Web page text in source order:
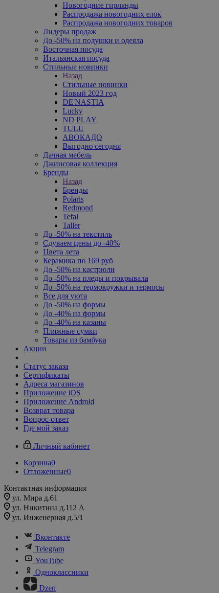
Новогодние гирлянды
Распродажа новогодних елок
Распродажа новогодних товаров
Лидеры продаж
До -50% на подушки и одеяла
Восточная посуда
Итальянская посуда
Стильные новинки
Назад
Стильные новинки
Новый 2023 год
DE'NASTIA
Lucky
ND PLAY
TULU
АВОКАДО
Выгодно сегодня
Дачная мебель
Джинсовая коллекция
Бренды
Назад
Бренды
Polaris
Redmond
Tefal
Taller
До -50% на текстиль
Сдуваем цены до -40%
Цвета лета
Керамика по 169 руб
До -50% на кастрюли
До -50% на пледы и покрывала
До -50% на термокружки и термосы
Все для уюта
До -50% на формы
До -40% на формы
До -40% на казаны
Пляжные сумки
Товары из бамбука
Акции
Статус заказа
Сертификаты
Адреса магазинов
Приложение iOS
Приложение Android
Возврат товара
Вопрос-ответ
Где мой заказ
Личный кабинет
Корзина0
Отложенные0
Контактная информация
ул. Мира д.61
ул. Никитина д.112 А
ул. Инженерная д.5/1
Вконтакте
Telegram
YouTube
Одноклассники
Dzen